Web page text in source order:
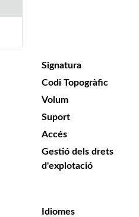
Signatura
Codi Topogràfic
Volum
Suport
Accés
Gestió dels drets
d'explotació
Idiomes